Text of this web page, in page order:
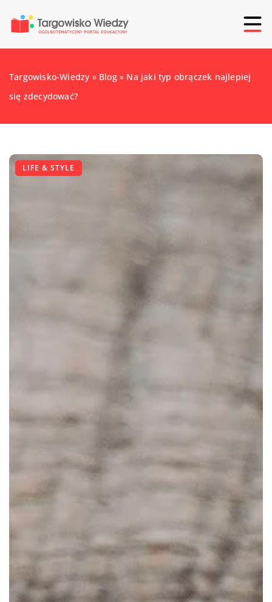
Targowisko-Wiedzy » Blog» Na jaki typ obrączek najlepiej
się zdecydować?
LIFE & STYLE